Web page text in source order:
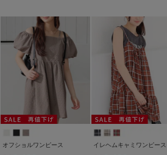
オフショルワンピース イレヘムキャミワンピース